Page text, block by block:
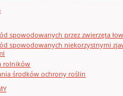
spowodowanych przez zwierzęta
spowodowanych niekorzystnymi
rolników
środków ochrony roślin